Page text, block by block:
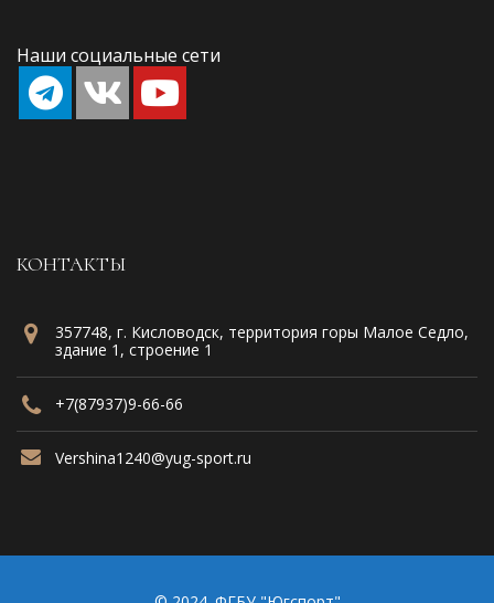
Наши социальные сети
КОНТАКТЫ
357748, г. Кисловодск, территория горы Малое Седло,
здание 1, строение 1
+7(87937)9-66-66
Vershina1240@yug-sport.ru